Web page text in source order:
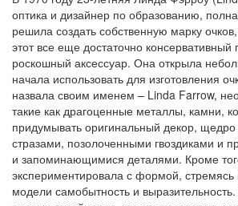
оптика и дизайнер по образованию,
решила создать собственную марку
этот все еще достаточно
роскошный аксессуар. Она открыла
начала использовать для изготовления
назвала своим именем – Linda Farrow,
такие как драгоценные металлы, камни,
придумывать оригинальный декор,
стразами, позолоченными гвоздиками и
и запоминающимися деталями. Кроме
экспериментировала с формой, стремясь
модели самобытность и